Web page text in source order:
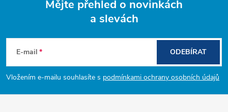
p
Mějte přehled o novinkách
a slevách
E-mail
Vložením e-mailu souhlasíte s podmínkami ochrany osobních údajů
ODEBÍRAT